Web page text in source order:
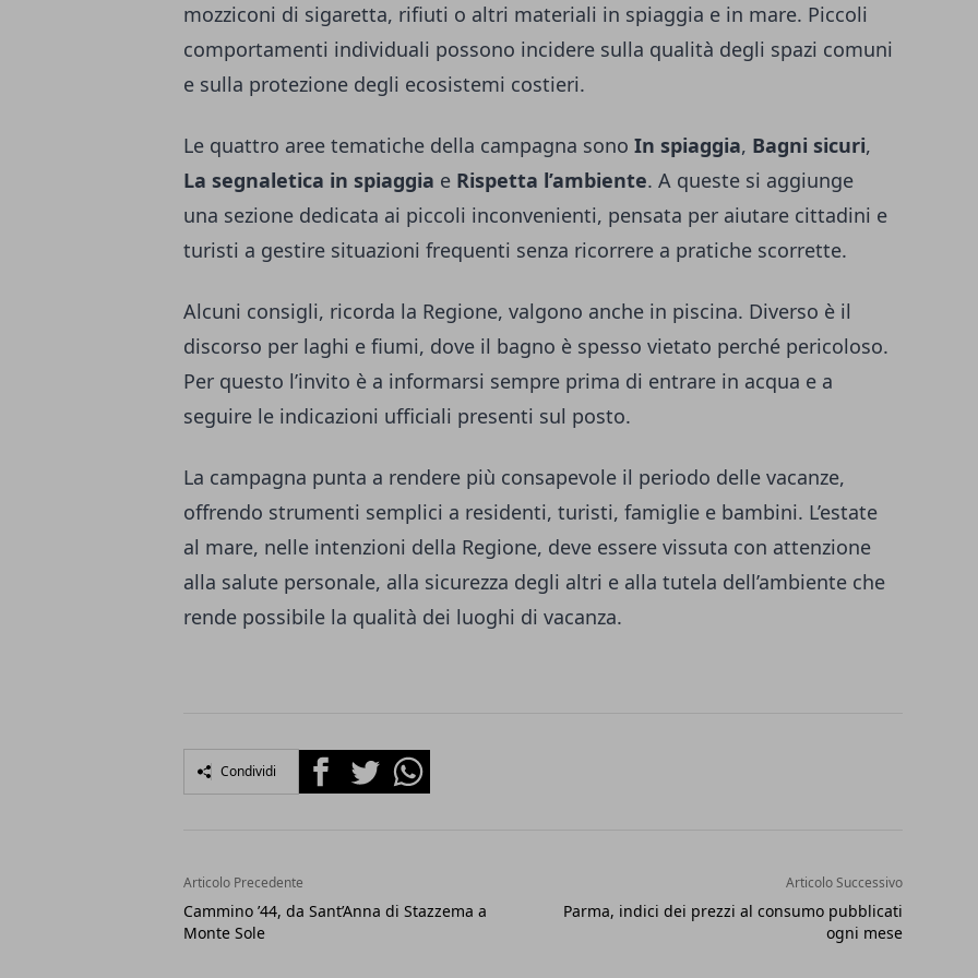
mozziconi di sigaretta, rifiuti o altri materiali in spiaggia e in mare. Piccoli
comportamenti individuali possono incidere sulla qualità degli spazi comuni
e sulla protezione degli ecosistemi costieri.
Le quattro aree tematiche della campagna sono In spiaggia, Bagni sicuri,
La segnaletica in spiaggia e Rispetta l’ambiente. A queste si aggiunge
una sezione dedicata ai piccoli inconvenienti, pensata per aiutare cittadini e
turisti a gestire situazioni frequenti senza ricorrere a pratiche scorrette.
Alcuni consigli, ricorda la Regione, valgono anche in piscina. Diverso è il
discorso per laghi e fiumi, dove il bagno è spesso vietato perché pericoloso.
Per questo l’invito è a informarsi sempre prima di entrare in acqua e a
seguire le indicazioni ufficiali presenti sul posto.
La campagna punta a rendere più consapevole il periodo delle vacanze,
offrendo strumenti semplici a residenti, turisti, famiglie e bambini. L’estate
al mare, nelle intenzioni della Regione, deve essere vissuta con attenzione
alla salute personale, alla sicurezza degli altri e alla tutela dell’ambiente che
rende possibile la qualità dei luoghi di vacanza.
Condividi FacebookTwitterWhatsapp
Articolo Precedente
Cammino ’44, da Sant’Anna di Stazzema a
Monte Sole
Articolo Successivo
Parma, indici dei prezzi al consumo pubblicati
ogni mese